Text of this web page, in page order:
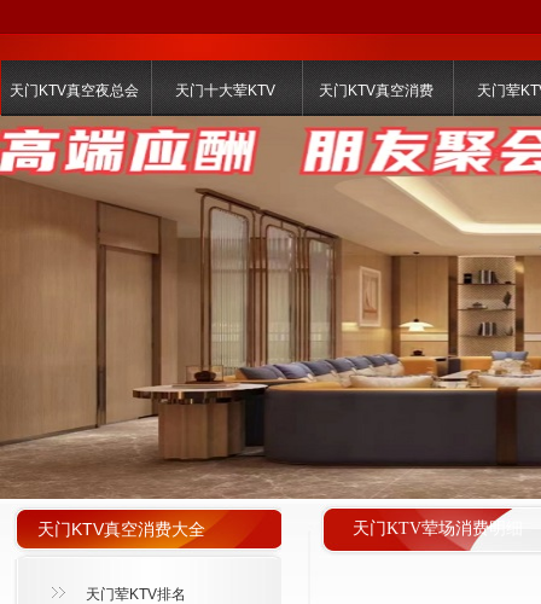
天门KTV真空夜总会 天门十大荤KTV 天门KTV真空消费 天门荤
天门KTV荤场消费明细
天门KTV真空消费大全
天门荤KTV排名